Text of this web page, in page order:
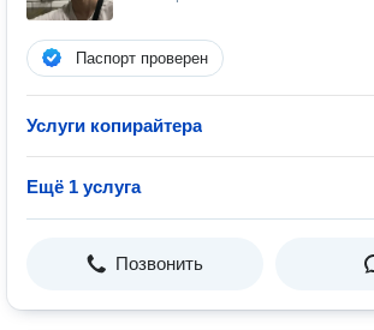
Паспорт проверен
Услуги копирайтера
Ещё 1 услуга
Позвонить